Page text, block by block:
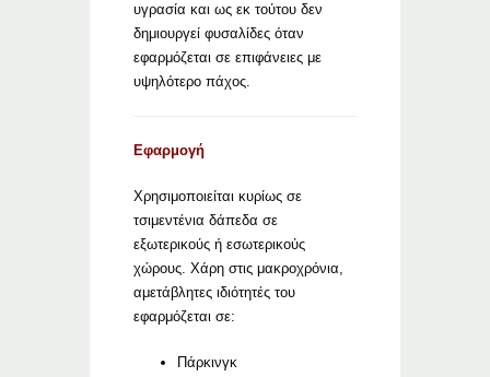
υγρασία και ως εκ τούτου δεν
δημιουργεί φυσαλίδες όταν
εφαρμόζεται σε επιφάνειες με
υψηλότερο πάχος.
Εφαρμογή
Χρησιμοποιείται κυρίως σε
τσιμεντένια δάπεδα σε
εξωτερικούς ή εσωτερικούς
χώρους. Χάρη στις μακροχρόνια,
αμετάβλητες ιδιότητές του
εφαρμόζεται σε:
Πάρκινγκ